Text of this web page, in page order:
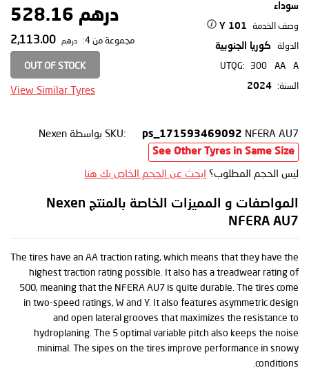
سوداء
وصف الخدمة 101 Y
الدولة كوريا الجنوبية
UTQG: 300 AA
A
السنة: 2024
درهم 528.16
مجموعة من 4: درهم
OUT OF STOCK
View Similar Tyres
SKU: ps_171593469092 NFERA AU7 بواسطة Nexen
See Other Tyres in Same Size
ليس الحجم المطلوب؟ ابحث عن الحجم الخاص بك هنا
المواصفات و المميزات الخاصة بالمنتج Nexen
NFERA AU7
The tires have an AA traction rating, which means that they have the
highest traction rating possible. It also has a treadwear rating of
500, meaning that the NFERA AU7 is quite durable. The tires come
in two-speed ratings, W and Y. It also features asymmetric design
and open lateral grooves that maximizes the resistance to
hydroplaning. The 5 optimal variable pitch also keeps the noise
minimal. The sipes on the tires improve performance in snowy
conditions.